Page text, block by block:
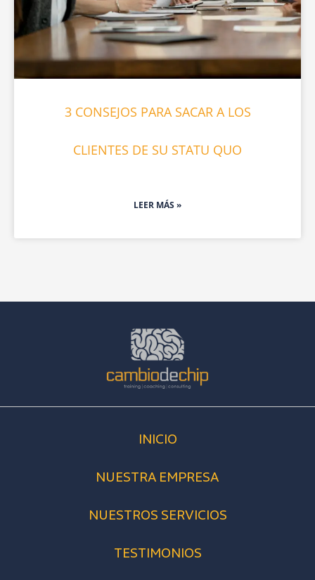
3 CONSEJOS PARA SACAR A LOS
CLIENTES DE SU STATU QUO
LEER MÁS »
INICIO
NUESTRA EMPRESA
NUESTROS SERVICIOS
TESTIMONIOS